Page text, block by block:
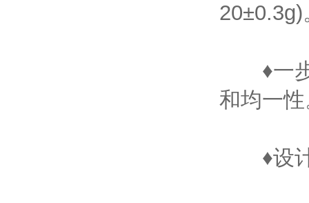
20±0.3g)
♦一步
和均一
♦设计